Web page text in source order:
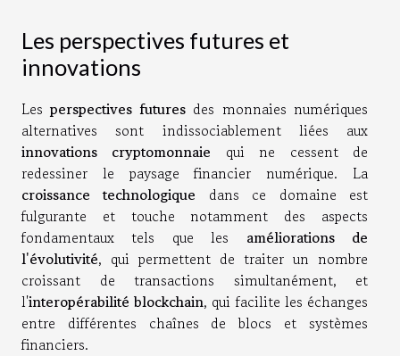
Les perspectives futures et
innovations
Lesperspectives futuresdes monnaies numériques
alternatives sont indissociablement liées aux
innovations cryptomonnaie qui ne cessent de
redessiner le paysage financier numérique. La
croissance technologique dans ce domaine est
fulgurante et touche notamment des aspects
fondamentaux tels que les améliorations de
l'évolutivité, qui permettent de traiter un nombre
croissant de transactions simultanément, et
l'interopérabilité blockchain, qui facilite les échanges
entre différentes chaînes de blocs et systèmes
financiers.